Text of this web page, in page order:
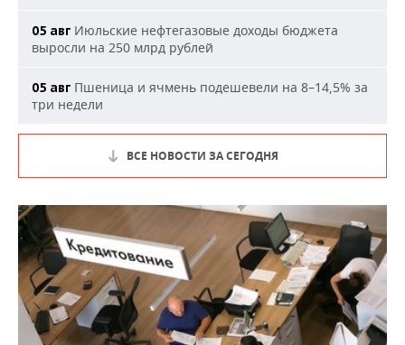
05 авг Июльские нефтегазовые доходы бюджета
выросли на 250 млрд рублей
05 авг Пшеница и ячмень подешевели на 8–14,5% за
три недели
ВСЕ НОВОСТИ ЗА СЕГОДНЯ